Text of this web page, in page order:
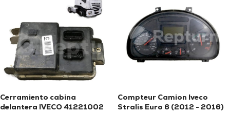
Cerramiento cabina
delantera IVECO 41221002
Compteur Camion Iveco
Stralis Euro 6 (2012 - 2016)